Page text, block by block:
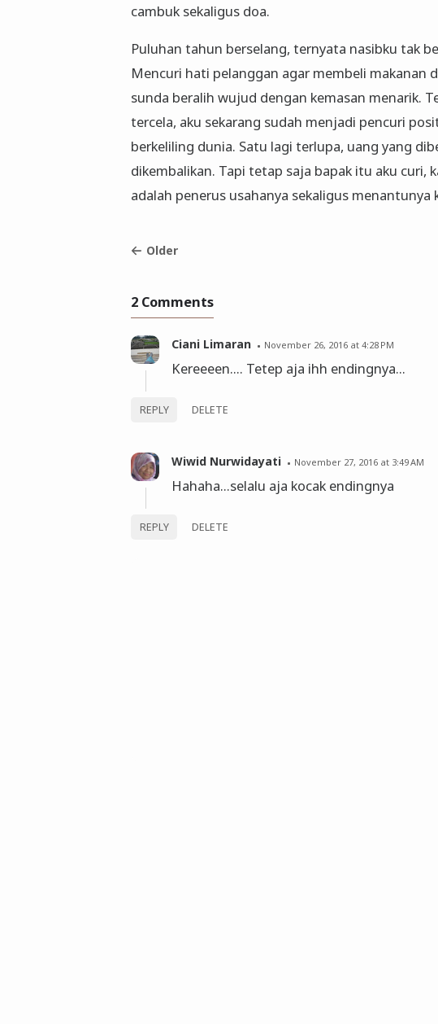
cambuk sekaligus doa.
Puluhan tahun berselang, ternyata nasibku tak
Mencuri hati pelanggan agar membeli makanan
sunda beralih wujud dengan kemasan menarik.
tercela, aku sekarang sudah menjadi pencuri
berkeliling dunia. Satu lagi terlupa, uang yang
dikembalikan. Tapi tetap saja bapak itu aku curi,
adalah penerus usahanya sekaligus menantunya
Older
2 Comments
Ciani Limaran November 26, 2016 at 4:28 PM
Kereeeen.... Tetep aja ihh endingnya...
REPLY DELETE
Wiwid Nurwidayati November 27, 2016 at 3:49 AM
Hahaha...selalu aja kocak endingnya
REPLY DELETE